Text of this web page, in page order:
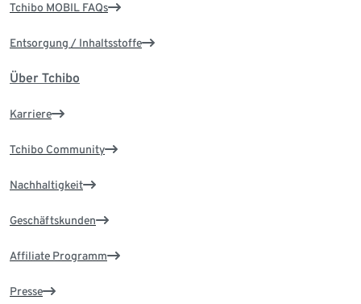
Tchibo MOBIL FAQs
Entsorgung / Inhaltsstoffe
Über Tchibo
Karriere
Tchibo Community
Nachhaltigkeit
Geschäftskunden
Affiliate Programm
Presse